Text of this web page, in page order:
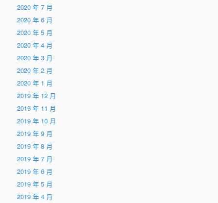
2020 年 7 月
2020 年 6 月
2020 年 5 月
2020 年 4 月
2020 年 3 月
2020 年 2 月
2020 年 1 月
2019 年 12 月
2019 年 11 月
2019 年 10 月
2019 年 9 月
2019 年 8 月
2019 年 7 月
2019 年 6 月
2019 年 5 月
2019 年 4 月